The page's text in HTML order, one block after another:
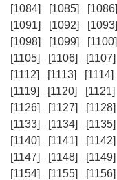
[1084]
[1085] [1086]
[1091]
[1092] [1093]
[1098]
[1099] [1100]
[1105]
[1106] [1107]
[1112]
[1113] [1114]
[1119]
[1120] [1121]
[1126]
[1127] [1128]
[1133]
[1134] [1135]
[1140]
[1141] [1142]
[1147]
[1148] [1149]
[1154]
[1155] [1156]